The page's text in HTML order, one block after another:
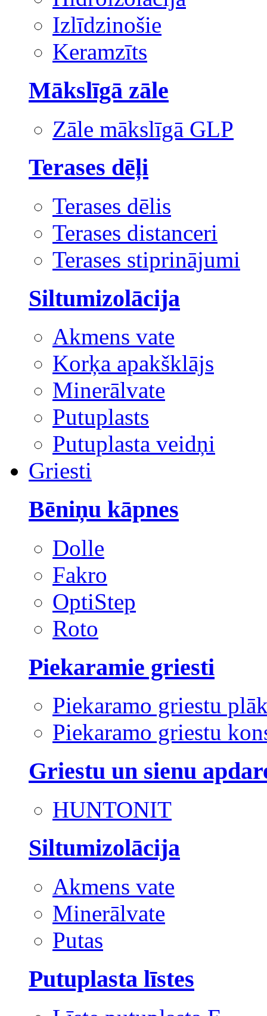
Izlīdzinošie
Keramzīts
Mākslīgā zāle
Zāle mākslīgā GLP
Terases dēļi
Terases dēlis
Terases distanceri
Terases stiprinājumi
Siltumizolācija
Akmens vate
Korķa apakšklājs
Minerālvate
Putuplasts
Putuplasta veidņi
Griesti
Bēniņu kāpnes
Dolle
Fakro
OptiStep
Roto
Piekaramie griesti
Piekaramo griestu
Piekaramo griestu
Griestu un sienu
HUNTONIT
Siltumizolācija
Akmens vate
Minerālvate
Putas
Putuplasta līstes